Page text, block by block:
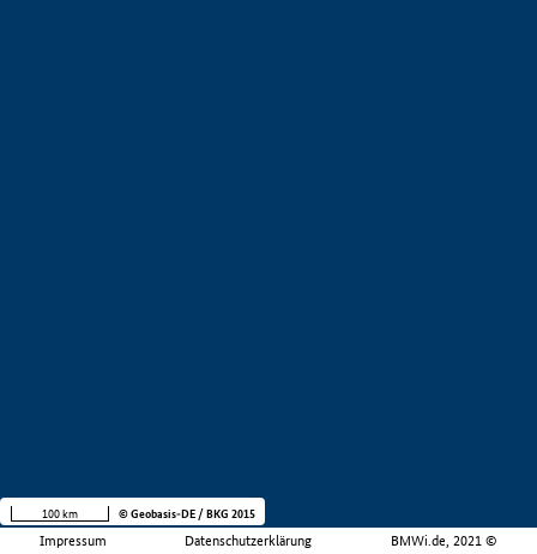
Impressum Datenschutzerklärung BMWi.de, 2021 ©
100 km © Geobasis-DE / BKG 2015